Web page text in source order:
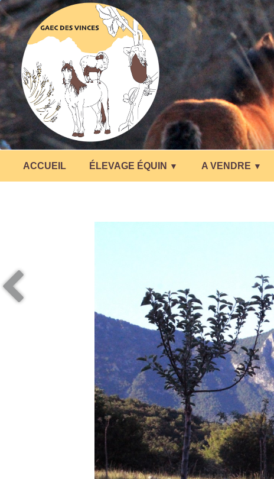
ACCUEIL ÉLEVAGE ÉQUIN ▼ A VENDRE ▼